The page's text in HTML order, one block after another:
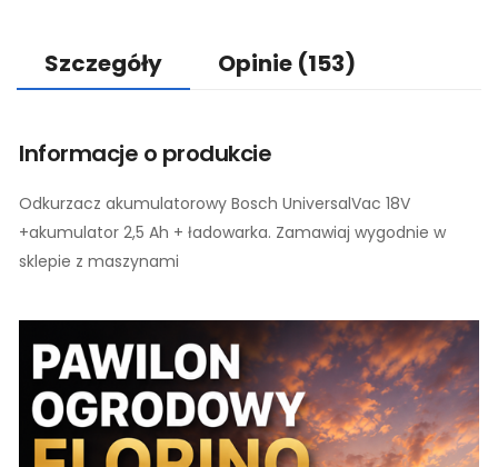
Szczegóły Opinie (153)
Informacje o produkcie
Odkurzacz akumulatorowy Bosch UniversalVac 18V
+akumulator 2,5 Ah + ładowarka. Zamawiaj wygodnie w
sklepie z maszynami